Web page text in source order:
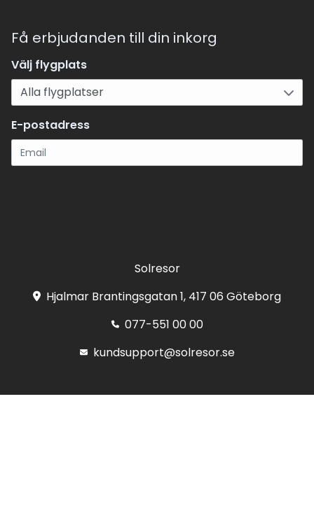
Få erbjudanden till din inkorg
Välj flygplats
E-postadress
Solresor
Hjalmar Brantingsgatan 1, 417 06 Göteborg
077-551 00 00
kundsupport@solresor.se